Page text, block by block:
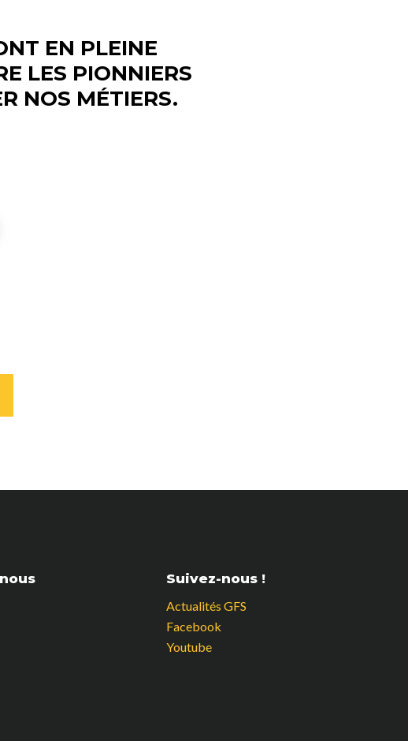
EN PLEINE
LES PIONNIERS
NOS MÉTIERS.
Suivez-nous !
Actualités GFS
Facebook
Youtube